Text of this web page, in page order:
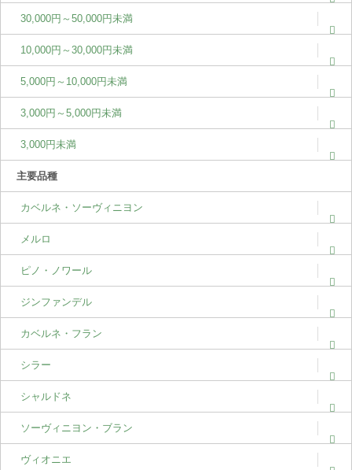
30,000円～50,000円未満
10,000円～30,000円未満
5,000円～10,000円未満
3,000円～5,000円未満
3,000円未満
主要品種
カベルネ・ソーヴィニヨン
メルロ
ピノ・ノワール
ジンファンデル
カベルネ・フラン
シラー
シャルドネ
ソーヴィニヨン・ブラン
ヴィオニエ